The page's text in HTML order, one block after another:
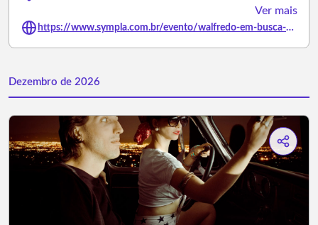
Ver mais
https://www.sympla.com.br/evento/walfredo-em-busca-da-simbiose-varanda-e-flerte-flamingo-no-casarao/3478199
Dezembro de 2026